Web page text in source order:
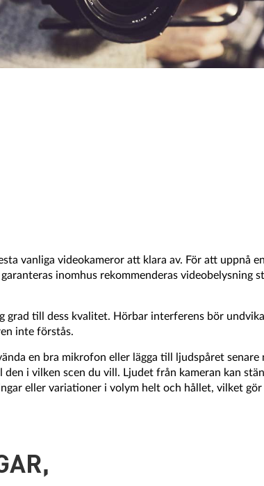
vanliga videokameror att klara av. För att uppnå
inomhus rekommenderas videobelysning
till dess kvalitet. Hörbar interferens bör
inte förstås.
en bra mikrofon eller lägga till ljudspåret senare
i vilken scen du vill. Ljudet från kameran kan
eller variationer i volym helt och hållet, vilket